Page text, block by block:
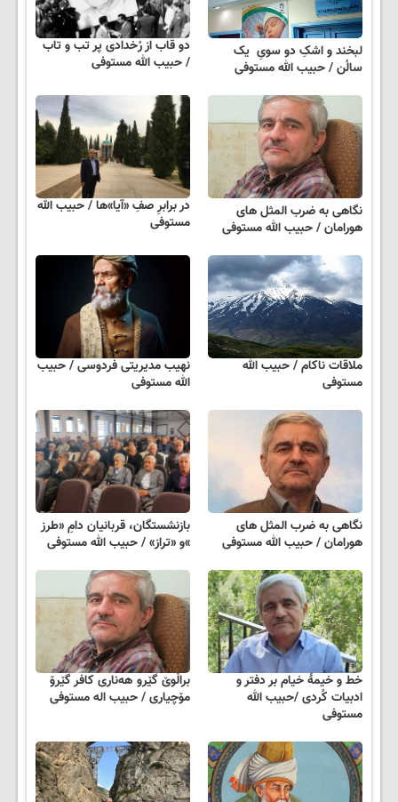
لبخند و اشکِ دو سویِ یک
سالُن / حبیب الله مستوفی
دو قاب از رُخدادی پر تب و تاب
/ حبیب الله مستوفی
نگاهی به ضرب المثل های
هورامان / حبیب الله مستوفی
در برابرِ صفِ «آیا»ها / حبیب الله
مستوفی
ملاقات ناکام / حبیب الله
مستوفی
نهیب مدیریتی فردوسی / حبیب
الله مستوفی
نگاهی به ضرب المثل های
هورامان / حبیب الله مستوفی
بازنشستگان، قربانیان دامِ «طرز
»و «تراز» / حبیب الله مستوفی
خط و خیمهٔ خیام بر دفتر و
ادبیات کُردی /حبیب الله
مستوفی
براڵوێ گێرو ھەناری کافر گێرۆ
مۆچیاری / حبیب اله مستوفی